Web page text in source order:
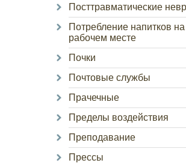
Посттравматические
Потребление напитков на
рабочем месте
Почки
Почтовые службы
Прачечные
Пределы воздействия
Преподавание
Прессы